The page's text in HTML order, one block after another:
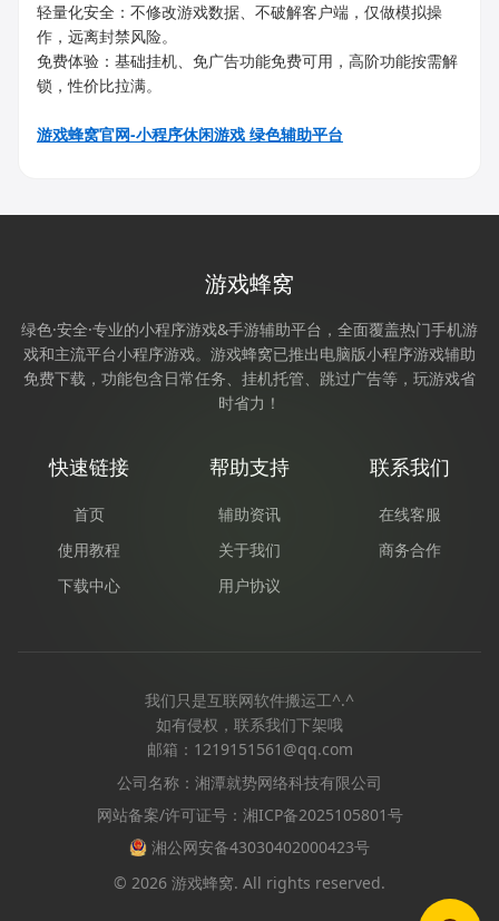
轻量化安全：不修改游戏数据、不破解客户端，仅做模拟操
作，远离封禁风险。
免费体验：基础挂机、免广告功能免费可用，高阶功能按需解
锁，性价比拉满。
游戏蜂窝官网-小程序休闲游戏 绿色辅助平台
游戏蜂窝
绿色·安全·专业的小程序游戏&手游辅助平台，全面覆盖热门手机游
戏和主流平台小程序游戏。游戏蜂窝已推出电脑版小程序游戏辅助
免费下载，功能包含日常任务、挂机托管、跳过广告等，玩游戏省
时省力！
快速链接
首页
使用教程
下载中心
帮助支持
辅助资讯
关于我们
用户协议
联系我们
在线客服
商务合作
我们只是互联网软件搬运工^.^
如有侵权，联系我们下架哦
邮箱：1219151561@qq.com
公司名称：湘潭就势网络科技有限公司
网站备案/许可证号：湘ICP备2025105801号
湘公网安备43030402000423号
© 2026 游戏蜂窝. All rights reserved.